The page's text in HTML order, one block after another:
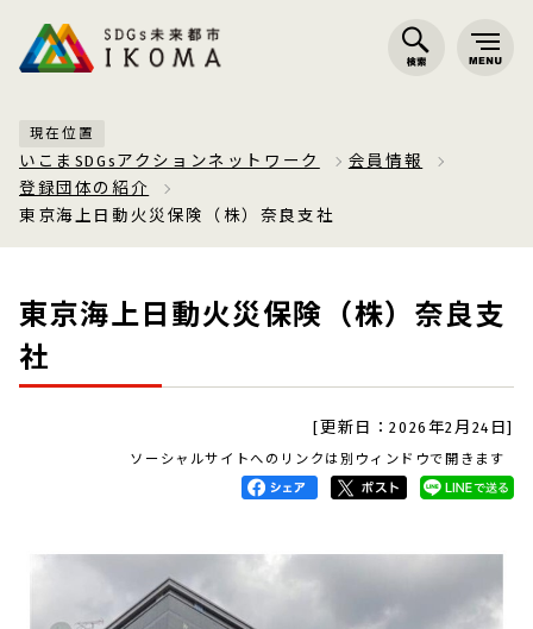
現在位置
いこまSDGsアクションネットワーク
会員情報
登録団体の紹介
東京海上日動火災保険（株）奈良支社
東京海上日動火災保険（株）奈良支
社
[更新日：2026年2月24日]
ソーシャルサイトへのリンクは別ウィンドウで開きます